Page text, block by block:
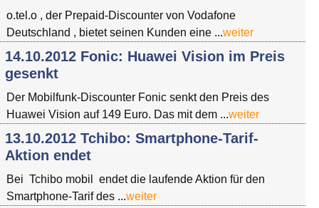
o.tel.o , der Prepaid-Discounter von Vodafone
Deutschland , bietet seinen Kunden eine ...weiter
14.10.2012 Fonic: Huawei Vision im Preis
gesenkt
Der Mobilfunk-Discounter Fonic senkt den Preis des
Huawei Vision auf 149 Euro. Das mit dem ...weiter
13.10.2012 Tchibo: Smartphone-Tarif-
Aktion endet
Bei Tchibo mobil endet die laufende Aktion für den
Smartphone-Tarif des ...weiter